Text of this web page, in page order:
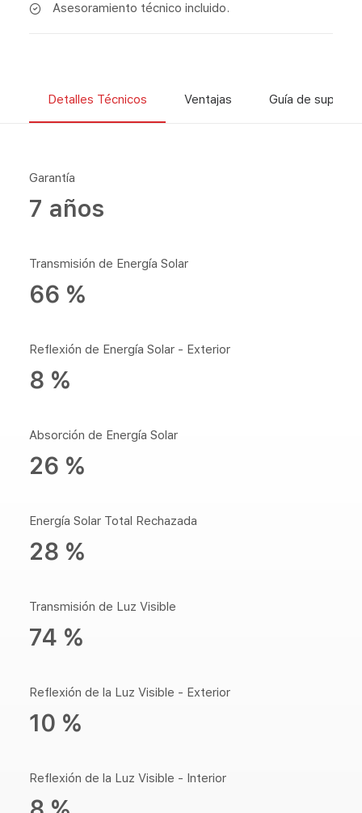
Asesoramiento técnico incluido.
Detalles Técnicos Ventajas Guía de
Garantía
7 años
Transmisión de Energía Solar
66 %
Reflexión de Energía Solar - Exterior
8 %
Absorción de Energía Solar
26 %
Energía Solar Total Rechazada
28 %
Transmisión de Luz Visible
74 %
Reflexión de la Luz Visible - Exterior
10 %
Reflexión de la Luz Visible - Interior